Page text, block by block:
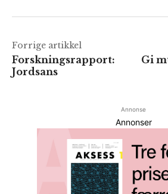
Forrige artikkel
Forskningsrapport:
Jordsans
Gi
Annonse
Annonser